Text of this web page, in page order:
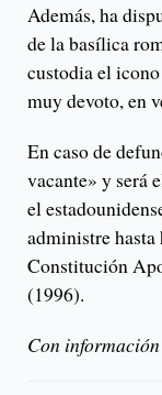
Además, ha
de la basílica
custodia el
muy devoto, en
En caso de
vacante» y será
el
administre
Constitución
(1996).
Con